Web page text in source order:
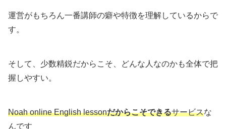
運営がもちろん一番講師の癖や特徴を理解しているからで
す。
そして、少数精鋭だからこそ、どんな人なのかも全体で把
握しやすい。
Noah online English lessonだからこそできるサービスな
んです